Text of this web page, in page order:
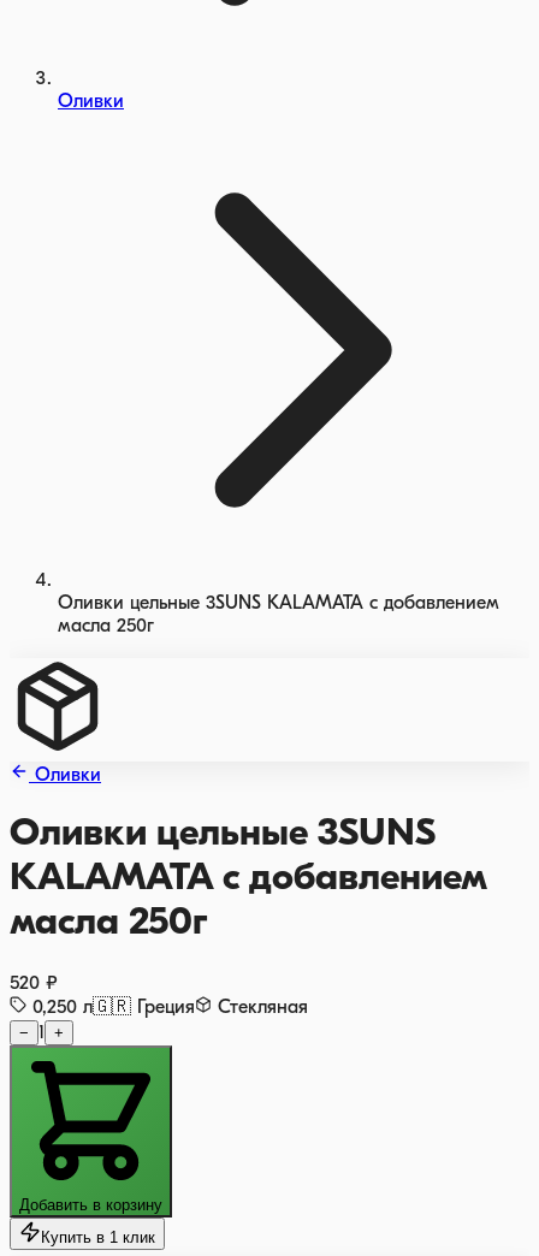
Оливки
Оливки цельные 3SUNS KALAMATA с добавлением
масла 250г
Оливки
Оливки цельные 3SUNS
KALAMATA с добавлением
масла 250г
520 ₽
0,250 л🇬🇷 Греция Стекляная
− 1 +
Добавить в корзину
Купить в 1 клик